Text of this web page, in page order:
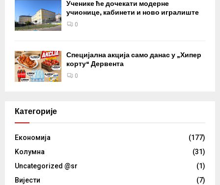
Ученике ће дочекати модерне
учионице, кабинети и ново игралиште
0
Специјална акција само данас у „Хипер
корту“ Дервента
0
Категорије
Eкономија
(177)
Kолумнa
(31)
Uncategorized @sr
(1)
Вијести
(7)